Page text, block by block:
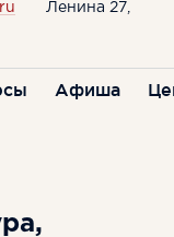
Ленина 27,
Афиша